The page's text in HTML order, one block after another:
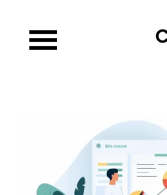
content